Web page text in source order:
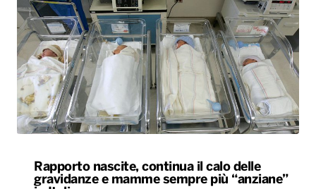
Rapporto nascite, continua il calo delle
gravidanze e mamme sempre più “anziane”